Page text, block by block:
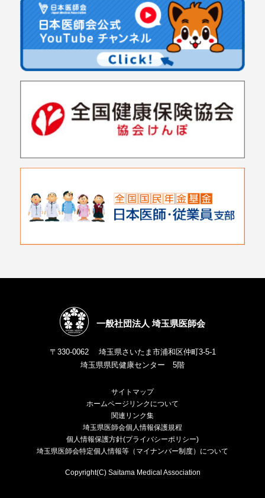
一般社団法人 埼玉県医師会
〒330-0062 埼玉県さいたま市浦和区仲町3-5-1
埼玉県県民健康センター 5階
サイトマップ
ホームページリンクについて
関連リンク集
埼玉県医師会個人情報保護規程
個人情報保護方針(プライバシーポリシー)
埼玉県医師会特定個人情報等（マイナンバー制度）について
Copyright(C) Saitama Medical Association